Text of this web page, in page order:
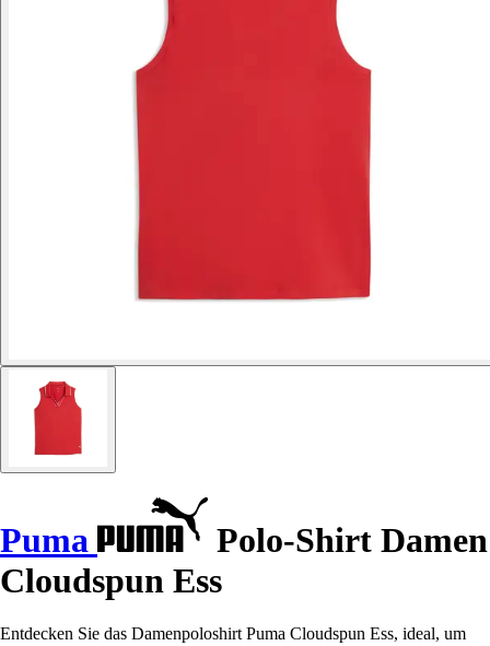
Puma
Polo-Shirt Damen
Cloudspun Ess
Entdecken Sie das Damenpoloshirt Puma Cloudspun Ess, ideal, um